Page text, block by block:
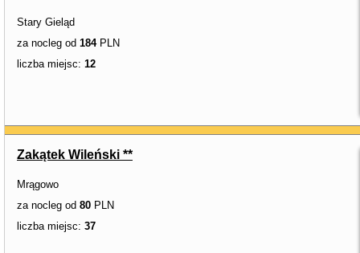
Stary Gieląd
za nocleg od 184PLN
liczba miejsc: 12
Zakątek Wileński **
Mrągowo
za nocleg od 80 PLN
liczba miejsc: 37